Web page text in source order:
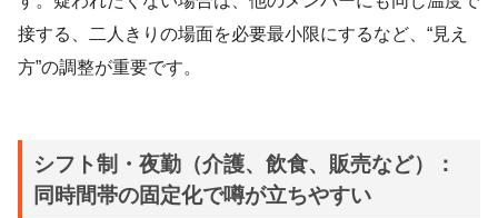
接する、二人きりの場面を必要最小限にするなど、“見え
方”の調整が重要です。
シフト制・夜勤（介護、飲食、販売など）：
同時間帯の固定化で噂が立ちやすい